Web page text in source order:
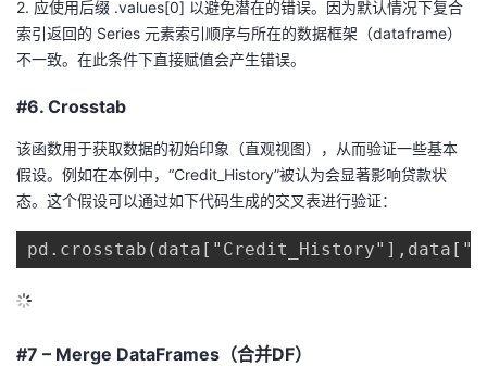
2. 应使用后缀 .values[0] 以避免潜在的错误。因为默认情况下复合
索引返回的 Series 元素索引顺序与所在的数据框架（dataframe）
不一致。在此条件下直接赋值会产生错误。
#6. Crosstab
该函数用于获取数据的初始印象（直观视图），从而验证一些基本
假设。例如在本例中，“Credit_History”被认为会显著影响贷款状
态。这个假设可以通过如下代码生成的交叉表进行验证：
#7 – Merge DataFrames（合并DF）